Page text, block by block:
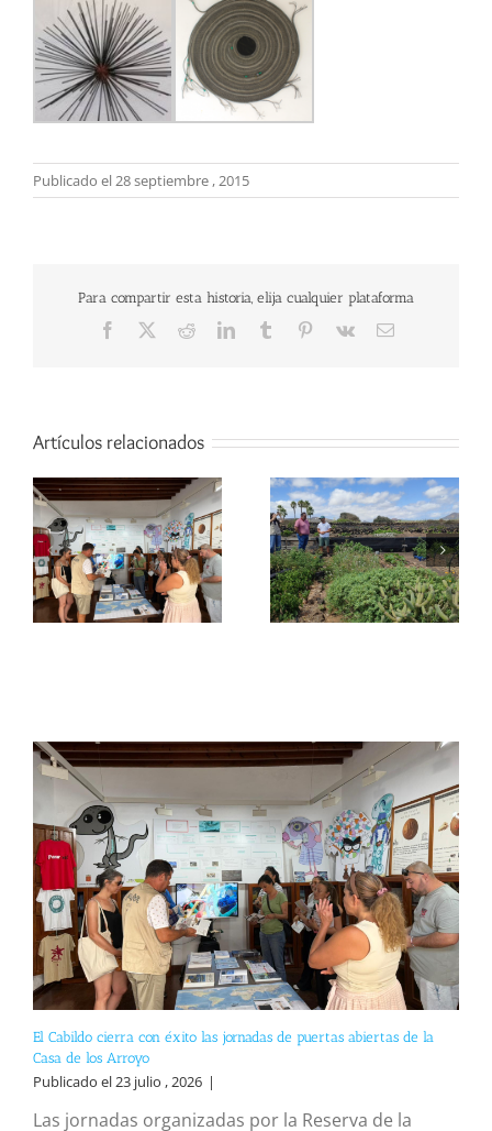
Publicado el 28 septiembre , 2015
Para compartir esta historia, elija cualquier plataforma
Facebook RedditLinkedInTumblr Pinterest
Vk
Correo
Artículos relacionados
El Cabildo cierra con éxito las jornadas de puertas abiertas de la
Casa de los Arroyo
Publicado el 23 julio , 2026 |
Las jornadas organizadas por la Reserva de la